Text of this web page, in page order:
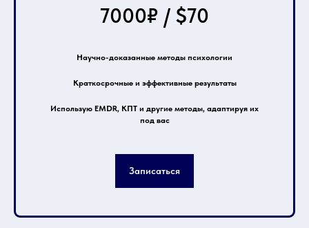
7000₽ / $70
Научно-доказанные методы психологии
Краткосрочные и эффективные результаты
Использую EMDR, КПТ и другие методы, адаптируя их
под вас
Записаться